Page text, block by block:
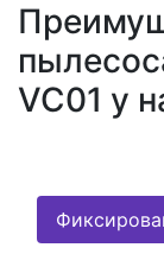
VC01 у